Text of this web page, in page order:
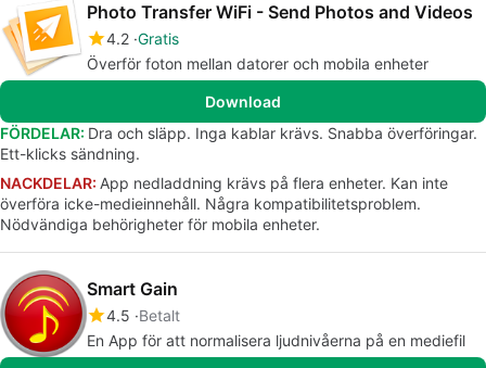
Photo Transfer WiFi - Send Photos and Videos
4.2 Gratis
Överför foton mellan datorer och mobila enheter
Download
FÖRDELAR: Dra och släpp. Inga kablar krävs. Snabba överföringar.
Ett-klicks sändning.
NACKDELAR: App nedladdning krävs på flera enheter. Kan inte
överföra icke-medieinnehåll. Några kompatibilitetsproblem.
Nödvändiga behörigheter för mobila enheter.
Smart Gain
4.5 Betalt
En App för att normalisera ljudnivåerna på en mediefil